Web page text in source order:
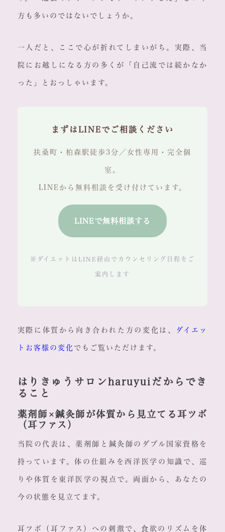
方も多いのではないでしょうか。
一人だと、ここで心が折れてしまいがち。実際、当
院にお越しになる方の多くが「自己流では続かなか
った」とおっしゃいます。
まずはLINEでご相談ください
扶桑町・柏森駅徒歩3分／女性専用・完全個
室。
LINEから無料相談を受け付けています。
LINEで無料相談する
※ダイエットはLINE経由でカウンセリング日程をご
案内します
実際に体質から向き合われた方の変化は、 ダイエッ
トお客様の変化 でもご覧いただけます。
はりきゅうサロンharuyuiだからでき
ること
薬剤師×鍼灸師が体質から見立てる耳ツボ
（耳ファス）
当院の代表は、薬剤師と鍼灸師のダブル国家資格を
持っています。体の仕組みを西洋医学の知識で、巡
りや体質を東洋医学の視点で。両面から、あなたの
今の状態を見立てます。
耳ツボ（耳ファス）への刺激で、食欲のリズムを体